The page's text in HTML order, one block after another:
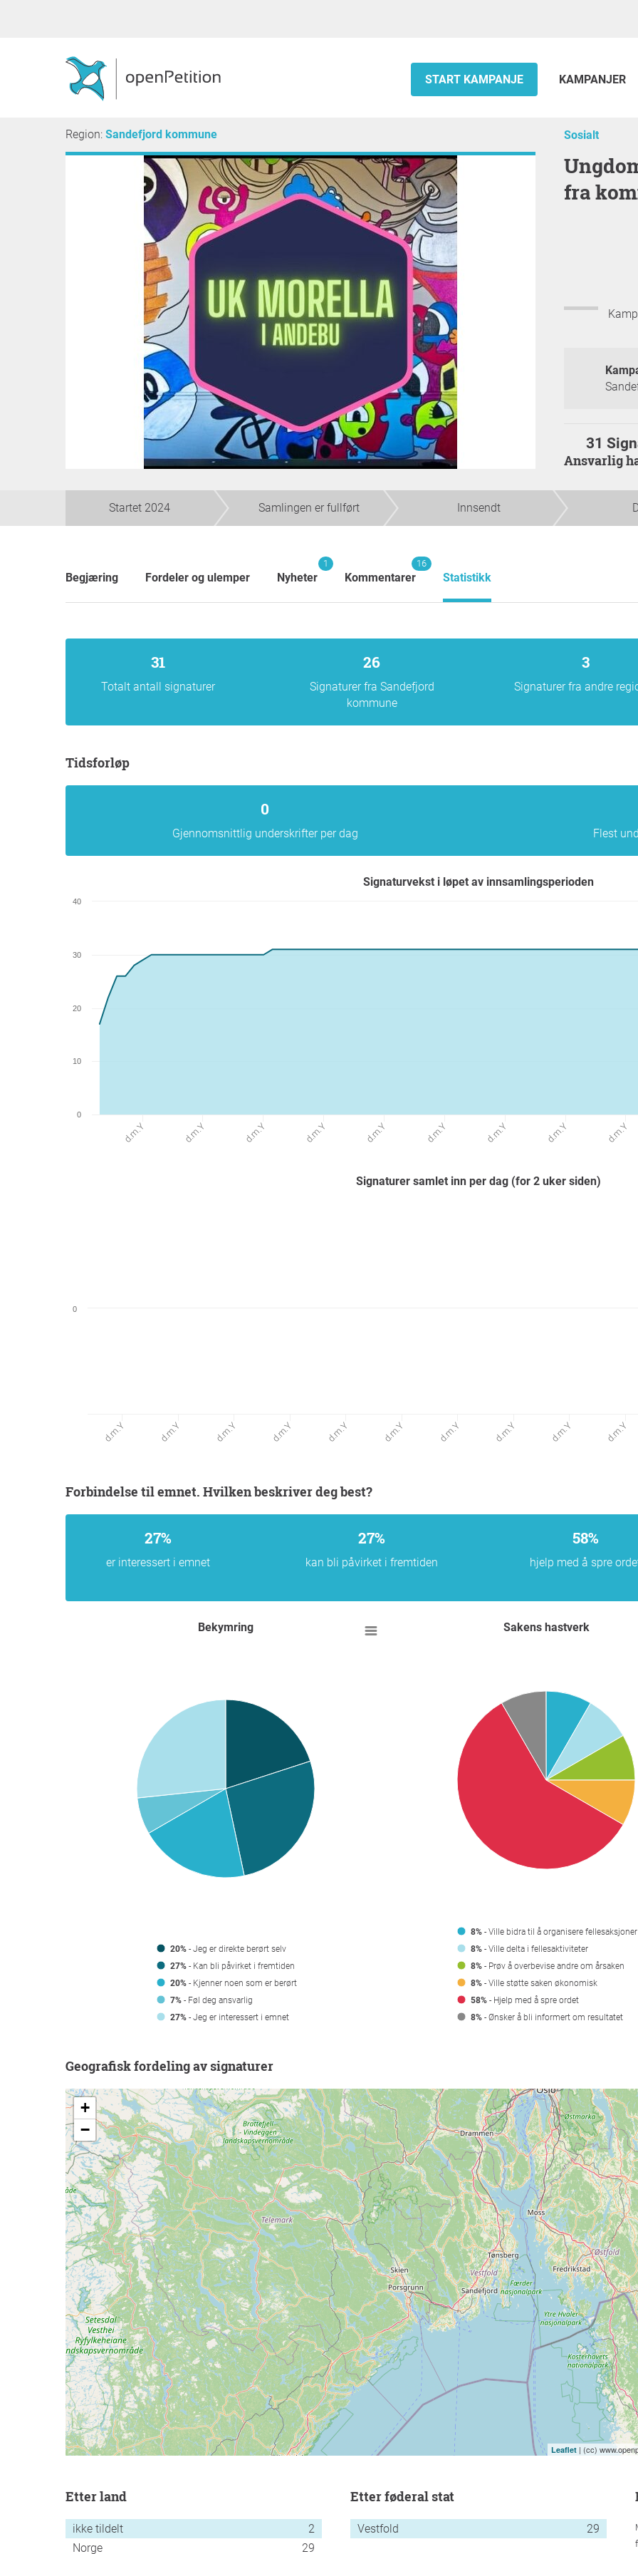
START KAMPANJE KAMPANJER
Region: Sandefjord kommune Sosialt
Ungdommer ønsker å få Stallen
fra
31
Ansvarlig
Startet 2024 Samlingen er fullført Innsendt
Begjæring Fordeler og ulemper Nyheter
1
Kommentarer
16
Statistikk
31
Totalt antall signaturer
26
Signaturer fra Sandefjord
kommune
3
Signaturer fra andre
Tidsforløp
0
Gjennomsnittlig underskrifter per dag Flest
Signaturvekst i løpet av innsamlingsperioden
d.m.Y d.m.Y d.m.Y d.m.Y d.m.Y d.m.Y d.m.Y d.m.Y d.m.Y
0
10
20
30
40
Signaturer samlet inn per dag (for 2 uker siden)
d.m.Y d.m.Y d.m.Y d.m.Y d.m.Y d.m.Y d.m.Y d.m.Y d.m.Y d.m.Y
0
Forbindelse til emnet. Hvilken beskriver deg best?
27%
er interessert i emnet
27%
kan bli påvirket i fremtiden
58%
hjelp med å spre
Bekymring
20% - Jeg er direkte berørt selv
27% - Kan bli påvirket i fremtiden
20% - Kjenner noen som er berørt
7% - Føl deg ansvarlig
27% - Jeg er interessert i emnet
Sakens hastverk
8% - Ville bidra til å organisere fellesaksjoner
8% - Ville delta i fellesaktiviteter
8% - Prøv å overbevise andre om årsaken
8% - Ville støtte saken økonomisk
58% - Hjelp med å spre ordet
8% - Ønsker å bli informert om resultatet
Geografisk fordeling av signaturer
+
−
Leaflet | (cc)
etter land
ikke tildelt
2
Norge
29
etter føderal stat
Vestfold 29